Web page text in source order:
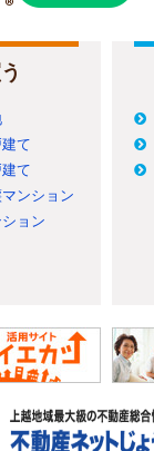
て
て
ンション
ョン